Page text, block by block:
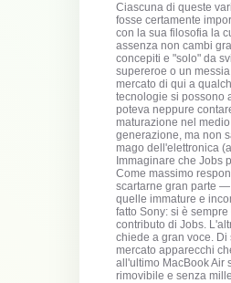
Ciascuna di queste
fosse certamente
con la sua filosofia la
assenza non cambi
concepiti e "solo" da
supereroe o un
mercato di qui a
tecnologie si possono
poteva neppure
maturazione nel
generazione, ma non
mago dell'elettronica
Immaginare che Jobs
Come massimo
scartarne gran parte
quelle immature e
fatto Sony: si è
contributo di Jobs.
chiede a gran voce.
mercato apparecchi
all'ultimo MacBook Air
rimovibile e senza